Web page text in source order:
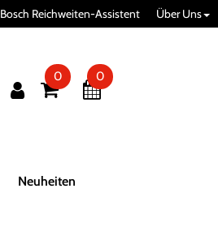
Bosch Reichweiten-Assistent Über Uns
0 0
Neuheiten